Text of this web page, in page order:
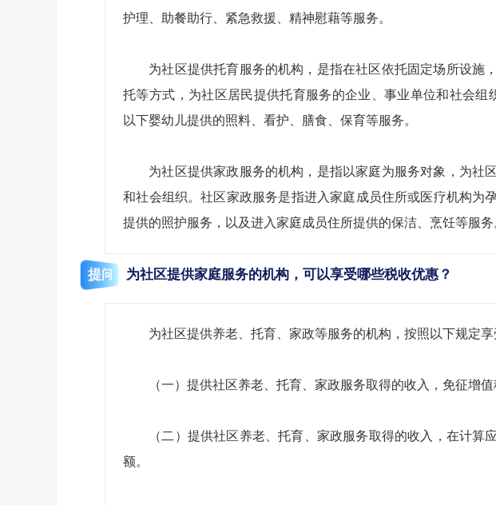
护理、助餐助行、紧急救援、精神慰藉等服务。
为社区提供托育服务的机构，是指在社区依托固定场所设施
托等方式，为社区居民提供托育服务的企业、事业单位和社会组
以下婴幼儿提供的照料、看护、膳食、保育等服务。
为社区提供家政服务的机构，是指以家庭为服务对象，为社
和社会组织。社区家政服务是指进入家庭成员住所或医疗机构为
提供的照护服务，以及进入家庭成员住所提供的保洁、烹饪等服务
提问 为社区提供家庭服务的机构，可以享受哪些税收优惠？
为社区提供养老、托育、家政等服务的机构，按照以下规定享
（一）提供社区养老、托育、家政服务取得的收入，免征增值
（二）提供社区养老、托育、家政服务取得的收入，在计算
额。